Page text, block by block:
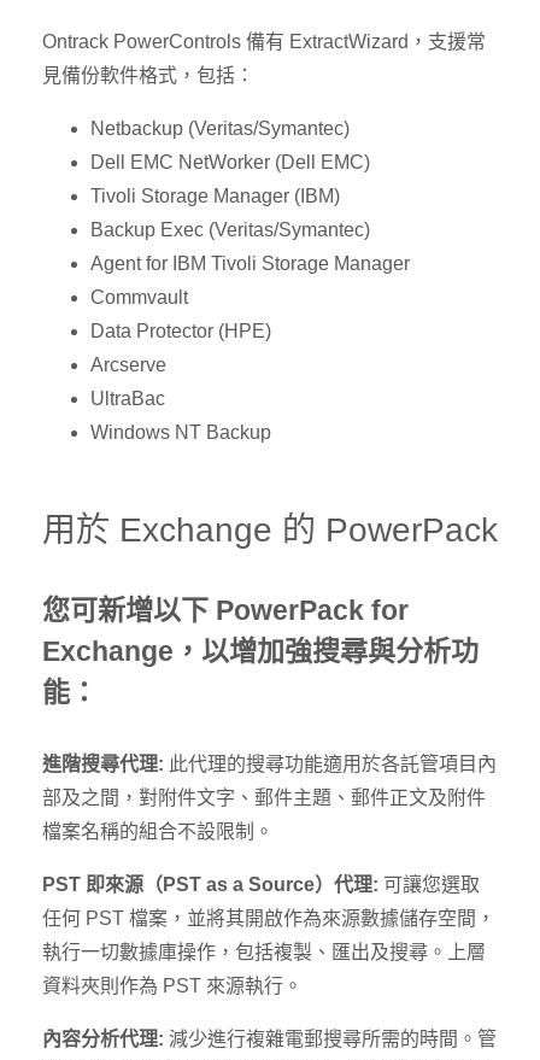
Ontrack PowerControls 備有 ExtractWizard，支援常
見備份軟件格式，包括：
Netbackup (Veritas/Symantec)
Dell EMC NetWorker (Dell EMC)
Tivoli Storage Manager (IBM)
Backup Exec (Veritas/Symantec)
Agent for IBM Tivoli Storage Manager
Commvault
Data Protector (HPE)
Arcserve
UltraBac
Windows NT Backup
用於 Exchange 的 PowerPack
您可新增以下 PowerPack for
Exchange，以增加強搜尋與分析功
能：
進階搜尋代理: 此代理的搜尋功能適用於各託管項目內
部及之間，對附件文字、郵件主題、郵件正文及附件
檔案名稱的組合不設限制。
PST 即來源（PST as a Source）代理: 可讓您選取
任何 PST 檔案，並將其開啟作為來源數據儲存空間，
執行一切數據庫操作，包括複製、匯出及搜尋。上層
資料夾則作為 PST 來源執行。
內容分析代理: 減少進行複雜電郵搜尋所需的時間。管